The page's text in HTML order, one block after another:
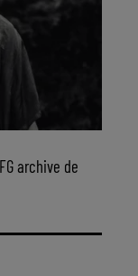
archive de